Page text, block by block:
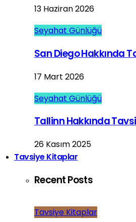
13 Haziran 2026
Seyahat Günlüğü
San Diego Hakkında
17 Mart 2026
Seyahat Günlüğü
Tallinn Hakkında
26 Kasım 2025
Tavsiye Kitaplar
Recent Posts
Tavsiye Kitaplar